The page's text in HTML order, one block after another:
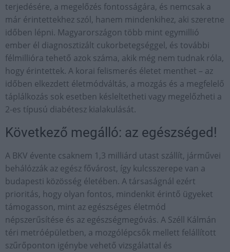
terjedésére, a megelőzés fontosságára, és nemcsak a
már érintettekhez szól, hanem mindenkihez, aki szeretne
időben lépni. Magyarországon több mint egymillió
ember él diagnosztizált cukorbetegséggel, és további
félmillióra tehető azok száma, akik még nem tudnak róla,
hogy érintettek. A korai felismerés életet menthet – az
időben elkezdett életmódváltás, a mozgás és a megfelelő
táplálkozás sok esetben késleltetheti vagy megelőzheti a
2-es típusú diabétesz kialakulását.
Következő megálló: az egészséged!
A BKV évente csaknem 1,3 milliárd utast szállít, járművei
behálózzák az egész fővárost, így kulcsszerepe van a
budapesti közösség életében. A társaságnál ezért
prioritás, hogy olyan fontos, mindenkit érintő ügyeket
támogasson, mint az egészséges életmód
népszerűsítése és az egészségmegóvás. A Széll Kálmán
téri metróépületben, a mozgólépcsők mellett felállított
szűrőponton igénybe vehető vizsgálattal és